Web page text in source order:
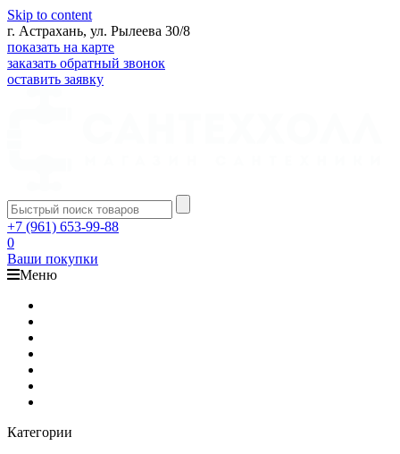
Skip to content
г. Астрахань, ул. Рылеева 30/8
показать на карте
заказать обратный звонок
оставить заявку
+7 (961) 653-99-88
0
Ваши покупки
Меню
Категории